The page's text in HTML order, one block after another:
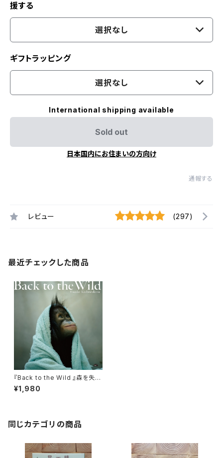
援する
選択なし
ギフトラッピング
選択なし
International shipping available
Sold out
日本国内にお住まいの方向け
通報する
レビュー (297)
最近チェックした商品
『Back to the Wild 』森を失っ
たオランウータン
¥1,980
同じカテゴリの商品